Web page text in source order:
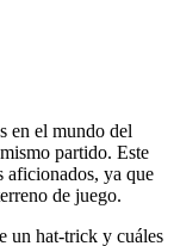
en el mundo del
partido. Este
aficionados, ya que
de juego.
un hat-trick y cuáles